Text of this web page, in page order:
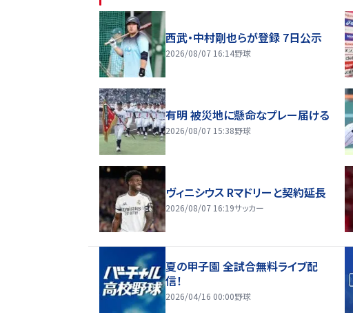
西武・中村剛也らが登録 7日公示
2026/08/07 16:14野球
有明 被災地に懸命なプレー届ける
2026/08/07 15:38野球
ヴィニシウス Rマドリーと契約延長
2026/08/07 16:19サッカー
夏の甲子園 全試合無料ライブ配
信！
2026/04/16 00:00野球